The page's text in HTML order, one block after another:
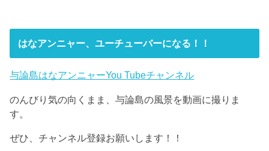
はなアンニャー、ユーチューバーになる！！
与論島はなアンニャーYou Tubeチャンネル
のんびり気の向くまま、与論島の風景を動画に撮りま
す。
ぜひ、チャンネル登録お願いします！！